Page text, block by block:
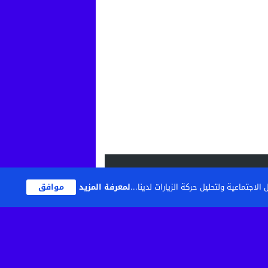
ولتحليل حركة الزيارات لدينا...لمعرفة المزيد موافق